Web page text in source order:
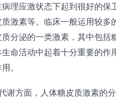
理应激状态下起到很好的
激素等。临床一般运用较
分泌的一类激素，其中包
命活动中起着十分重要的
。
谢方面，人体糖皮质激素的